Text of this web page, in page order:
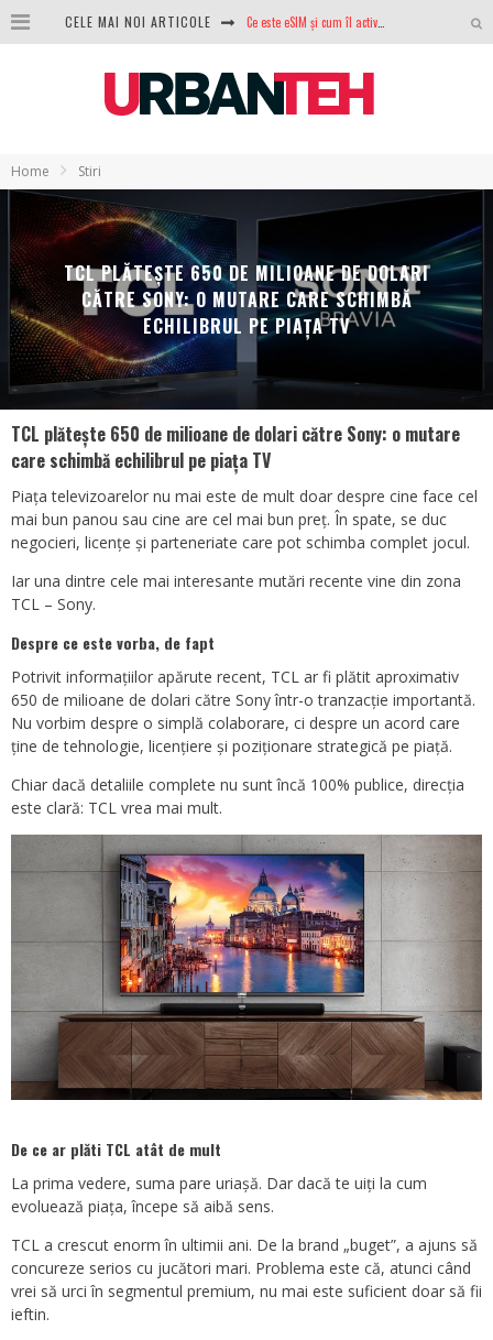
CELE MAI NOI ARTICOLE
GTA VI poate fi precomandat oficial. Rockstar dezvăluie edițiile oficiale și bonusurile pe care le primești
Ce este eSIM și cum îl activezi pe telefon? Ghid complet pentru Android și iPhone
Home Stiri
TCL PLĂTEȘTE 650 DE MILIOANE DE DOLARI
CĂTRE SONY: O MUTARE CARE SCHIMBĂ
ECHILIBRUL PE PIAȚA TV
TCL plătește 650 de milioane de dolari către Sony: o mutare
care schimbă echilibrul pe piața TV
Piața televizoarelor nu mai este de mult doar despre cine face cel
mai bun panou sau cine are cel mai bun preț. În spate, se duc
negocieri, licențe și parteneriate care pot schimba complet jocul.
Iar una dintre cele mai interesante mutări recente vine din zona
TCL – Sony.
Despre ce este vorba, de fapt
Potrivit informațiilor apărute recent, TCL ar fi plătit aproximativ
650 de milioane de dolari către Sony într-o tranzacție importantă.
Nu vorbim despre o simplă colaborare, ci despre un acord care
ține de tehnologie, licențiere și poziționare strategică pe piață.
Chiar dacă detaliile complete nu sunt încă 100% publice, direcția
este clară: TCL vrea mai mult.
De ce ar plăti TCL atât de mult
La prima vedere, suma pare uriașă. Dar dacă te uiți la cum
evoluează piața, începe să aibă sens.
TCL a crescut enorm în ultimii ani. De la brand „buget”, a ajuns să
concureze serios cu jucători mari. Problema este că, atunci când
vrei să urci în segmentul premium, nu mai este suficient doar să fii
ieftin.